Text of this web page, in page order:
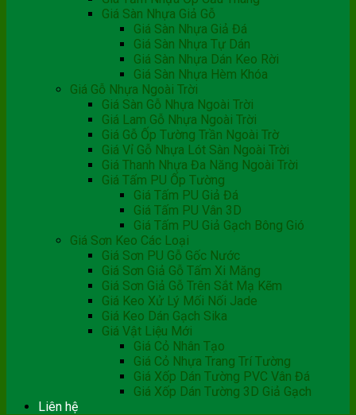
Giá Sàn Nhựa Giả Gỗ
Giá Sàn Nhựa Giả Đá
Giá Sàn Nhựa Tự Dán
Giá Sàn Nhựa Dán Keo Rời
Giá Sàn Nhựa Hèm Khóa
Giá Gỗ Nhựa Ngoài Trời
Giá Sàn Gỗ Nhựa Ngoài Trời
Giá Lam Gỗ Nhựa Ngoài Trời
Giá Gỗ Ốp Tường Trần Ngoài Trờ
Giá Vỉ Gỗ Nhựa Lót Sàn Ngoài Trời
Giá Thanh Nhựa Đa Năng Ngoài Trời
Giá Tấm PU Ốp Tường
Giá Tấm PU Giả Đá
Giá Tấm PU Vân 3D
Giá Tấm PU Giả Gạch Bông Gió
Giá Sơn Keo Các Loại
Giá Sơn PU Gỗ Gốc Nước
Giá Sơn Giả Gỗ Tấm Xi Măng
Giá Sơn Giả Gỗ Trên Sắt Mạ Kẽm
Giá Keo Xử Lý Mối Nối Jade
Giá Keo Dán Gạch Sika
Giá Vật Liệu Mới
Giá Cỏ Nhân Tạo
Giá Cỏ Nhựa Trang Trí Tường
Giá Xốp Dán Tường PVC Vân Đá
Giá Xốp Dán Tường 3D Giả Gạch
Liên hệ